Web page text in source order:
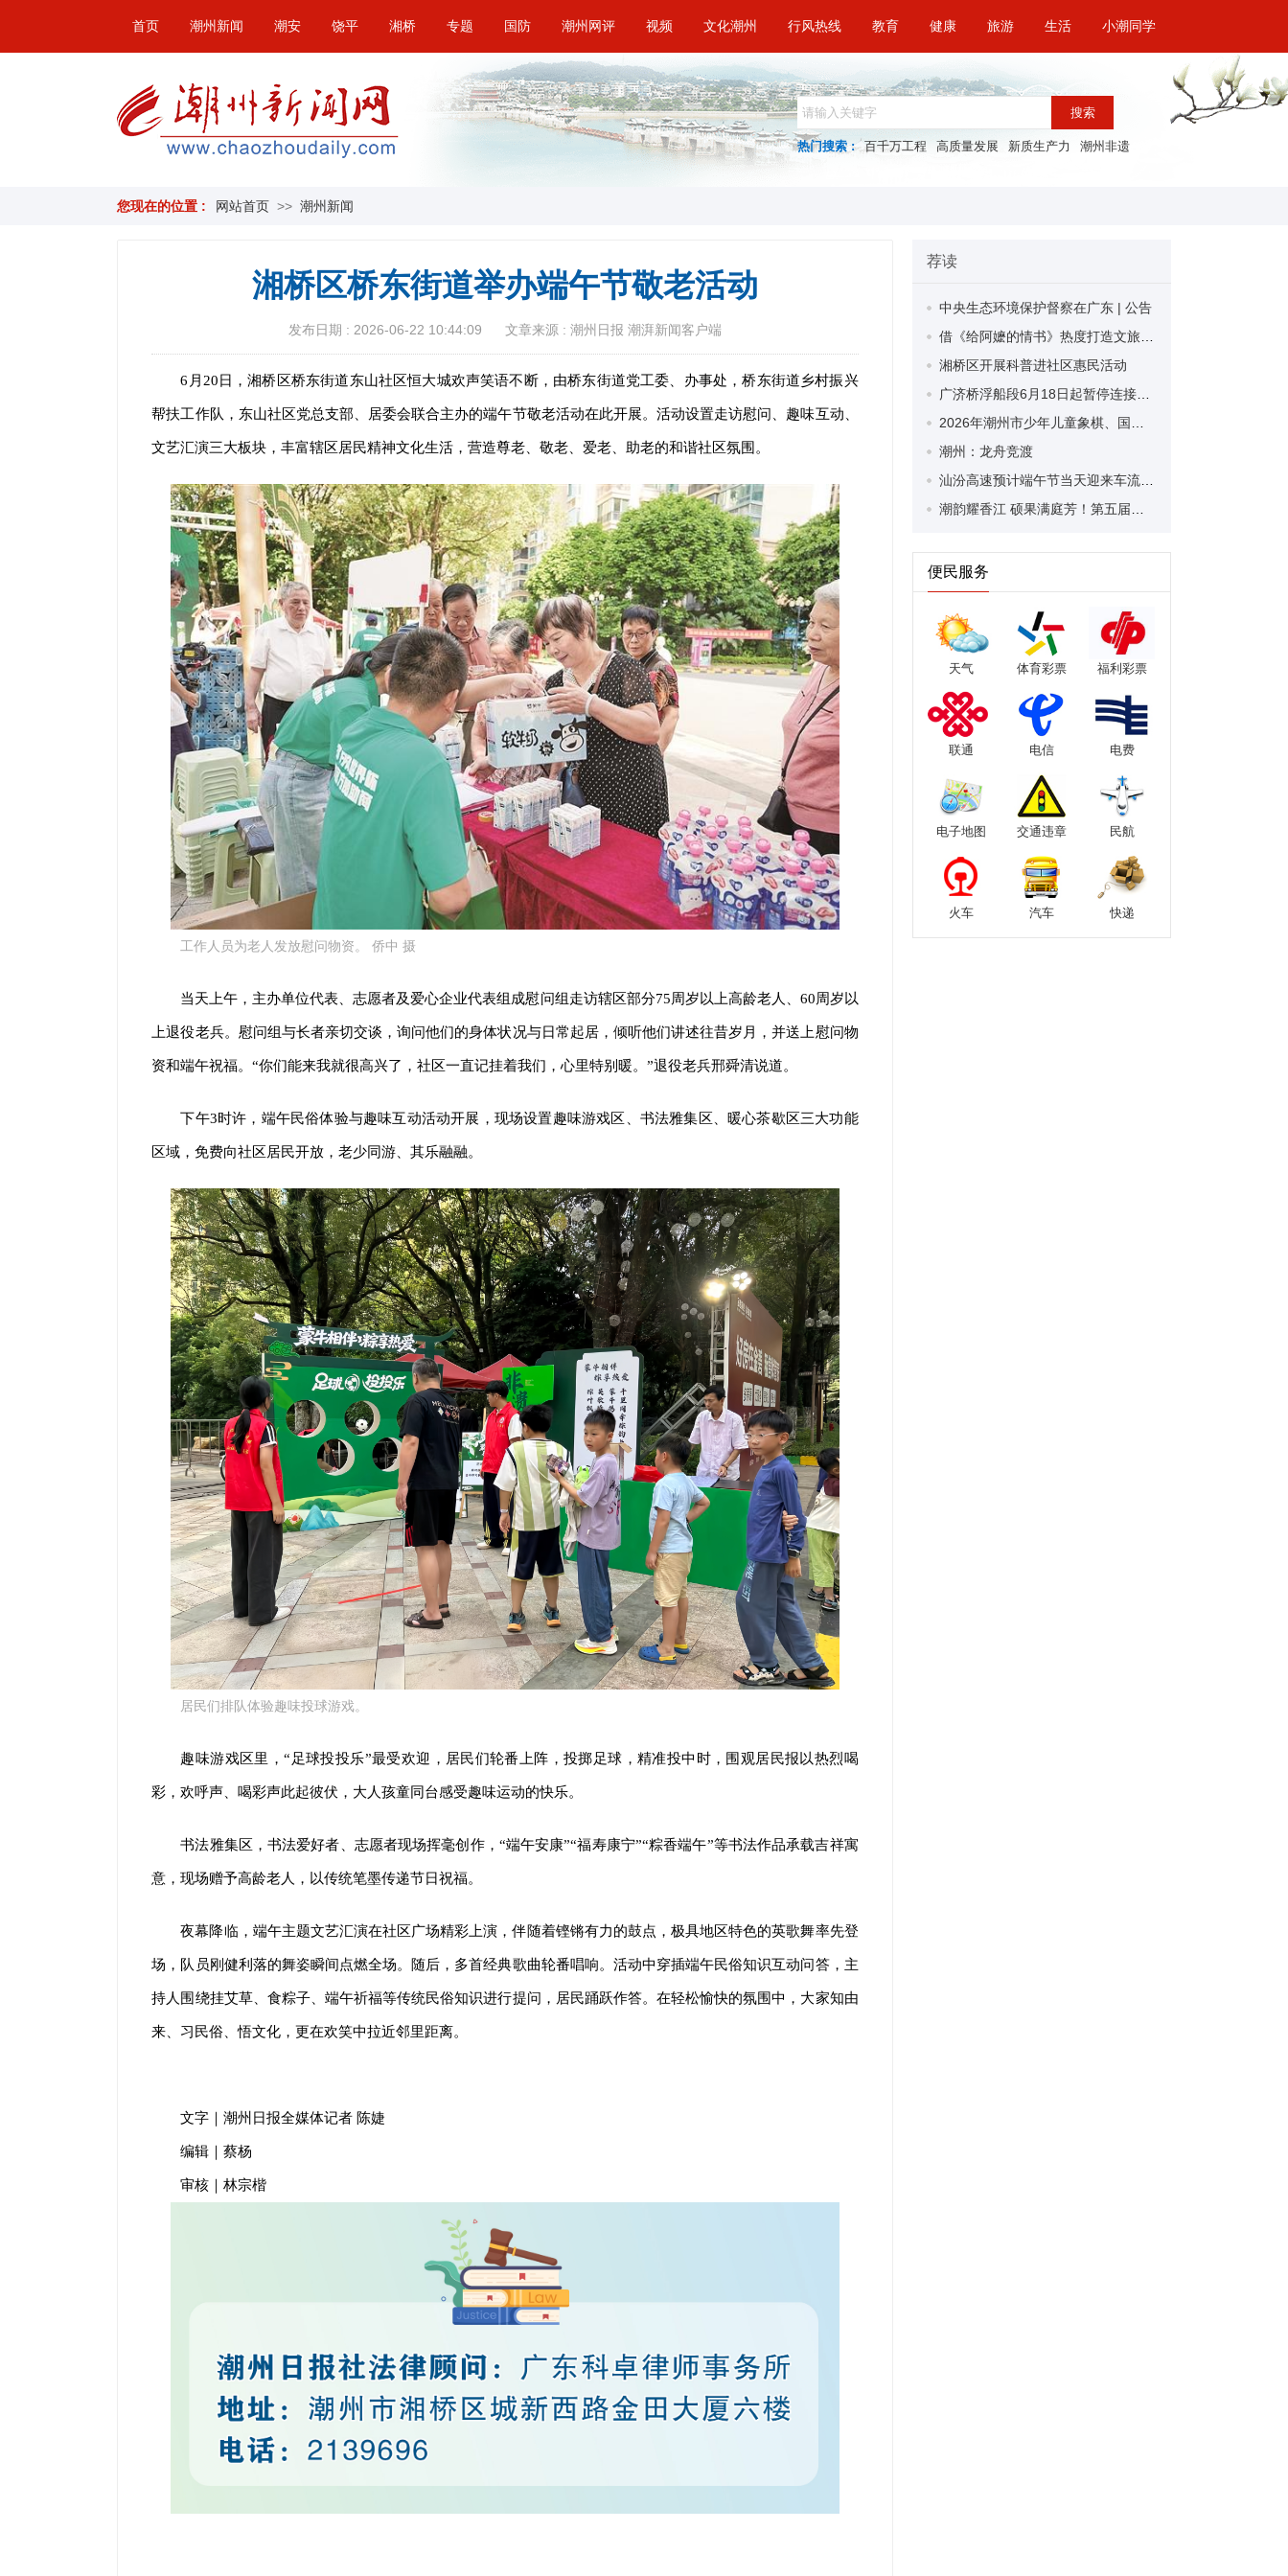
首页 潮州新闻 潮安 饶平 湘桥 专题 国防 潮州网评 视频 文化潮州 行风热线 教育 健康 旅游 生活 小潮同学
搜索
热门搜索 : 百千万工程 高质量发展 新质生产力 潮州非遗
您现在的位置 : 网站首页 >> 潮州新闻
湘桥区桥东街道举办端午节敬老活动
发布日期 : 2026-06-22 10:44:09 文章来源 : 潮州日报 潮湃新闻客户端
6月20日，湘桥区桥东街道东山社区恒大城欢声笑语不断，由桥东街道党工委、办事处，桥东街道乡村振兴
帮扶工作队，东山社区党总支部、居委会联合主办的端午节敬老活动在此开展。活动设置走访慰问、趣味互动、
文艺汇演三大板块，丰富辖区居民精神文化生活，营造尊老、敬老、爱老、助老的和谐社区氛围。
工作人员为老人发放慰问物资。 侨中 摄
当天上午，主办单位代表、志愿者及爱心企业代表组成慰问组走访辖区部分75周岁以上高龄老人、60周岁以
上退役老兵。慰问组与长者亲切交谈，询问他们的身体状况与日常起居，倾听他们讲述往昔岁月，并送上慰问物
资和端午祝福。“你们能来我就很高兴了，社区一直记挂着我们，心里特别暖。”退役老兵邢舜清说道。
下午3时许，端午民俗体验与趣味互动活动开展，现场设置趣味游戏区、书法雅集区、暖心茶歇区三大功能
区域，免费向社区居民开放，老少同游、其乐融融。
居民们排队体验趣味投球游戏。
趣味游戏区里，“足球投投乐”最受欢迎，居民们轮番上阵，投掷足球，精准投中时，围观居民报以热烈喝
彩，欢呼声、喝彩声此起彼伏，大人孩童同台感受趣味运动的快乐。
书法雅集区，书法爱好者、志愿者现场挥毫创作，“端午安康”“福寿康宁”“粽香端午”等书法作品承载吉祥寓
意，现场赠予高龄老人，以传统笔墨传递节日祝福。
夜幕降临，端午主题文艺汇演在社区广场精彩上演，伴随着铿锵有力的鼓点，极具地区特色的英歌舞率先登
场，队员刚健利落的舞姿瞬间点燃全场。随后，多首经典歌曲轮番唱响。活动中穿插端午民俗知识互动问答，主
持人围绕挂艾草、食粽子、端午祈福等传统民俗知识进行提问，居民踊跃作答。在轻松愉快的氛围中，大家知由
来、习民俗、悟文化，更在欢笑中拉近邻里距离。
文字｜潮州日报全媒体记者 陈婕
编辑｜蔡杨
审核｜林宗楷
荐读
中央生态环境保护督察在广东 | 公告
湘桥区开展科普进社区惠民活动
潮州：龙舟竞渡
便民服务
天气 体育彩票 福利彩票
联通 电信 电费
电子地图 交通违章 民航
火车 汽车 快递